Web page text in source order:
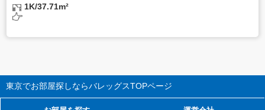
1K/37.71m²
東京でお部屋探しならバレッグスTOPページ